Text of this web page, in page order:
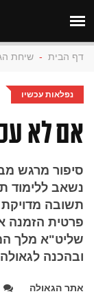
דף הבית - שיחת
נפלאות עכשיו
אם לא
סיפור מרגש
נשאב ללימוד
תשובה
פרטית הזמנה
שליט"א מלך
ובהכנה
אתר הגאולה